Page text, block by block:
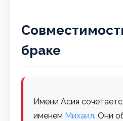
браке
Имени Асия
именем Михаил. Они